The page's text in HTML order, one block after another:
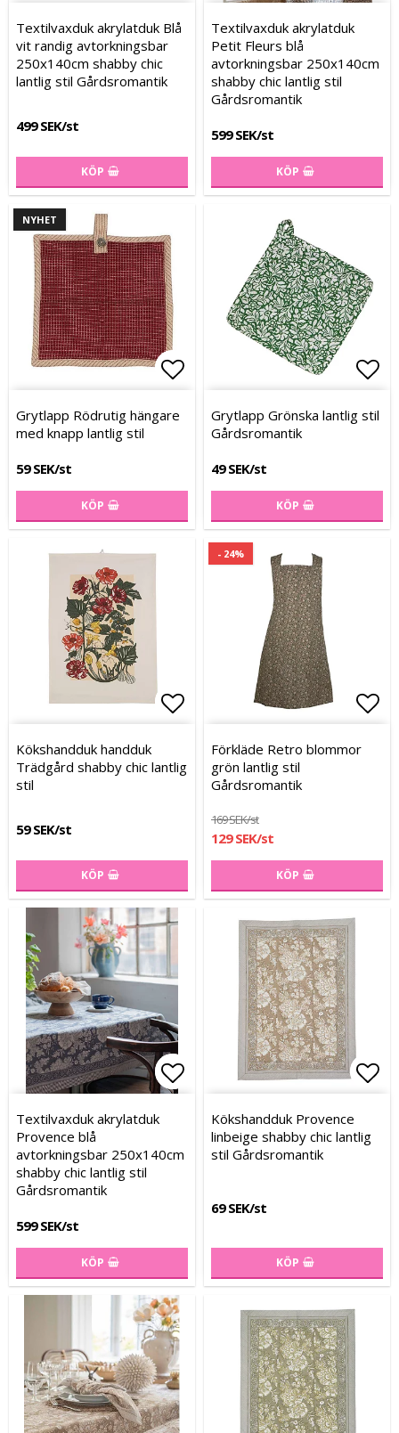
Lägg till i favoritlistan
Textilvaxduk akrylatduk Blå
vit randig avtorkningsbar
250x140cm shabby chic
lantlig stil Gårdsromantik
499 SEK/st
KÖP
Textilvaxduk akrylatduk
Petit Fleurs blå
avtorkningsbar 250x140cm
shabby chic lantlig stil
Gårdsromantik
599 SEK/st
KÖP
NYHET
Lägg till i favoritlistan
Lägg till i favoritlistan
Grytlapp Rödrutig hängare
med knapp lantlig stil
59 SEK/st
KÖP
Grytlapp Grönska lantlig stil
Gårdsromantik
49 SEK/st
KÖP
Lägg till i favoritlistan
Lägg till i favoritlistan
Kökshandduk handduk
Trädgård shabby chic lantlig
stil
59 SEK/st
KÖP
- 24%
Förkläde Retro blommor
grön lantlig stil
Gårdsromantik
169 SEK/st
129 SEK/st
KÖP
Lägg till i favoritlistan
Lägg till i favoritlistan
Textilvaxduk akrylatduk
Provence blå
avtorkningsbar 250x140cm
shabby chic lantlig stil
Gårdsromantik
599 SEK/st
KÖP
Kökshandduk Provence
linbeige shabby chic lantlig
stil Gårdsromantik
69 SEK/st
KÖP